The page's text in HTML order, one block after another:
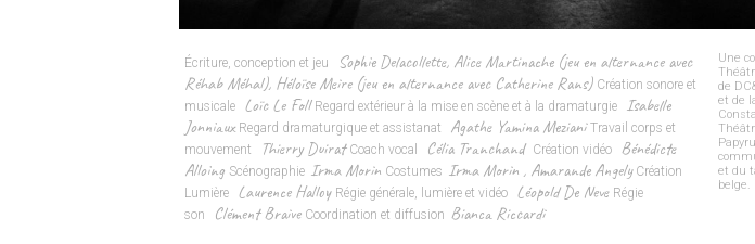
Écriture, conception et jeu Sophie Delacollette, Alice Martinache (jeu en alternance avec
Réhab Méhal), Héloïse Meire (jeu en alternance avec Catherine Rans) Création sonore et
musicale
Loïc Le Foll Regard extérieur à la mise en scène et à la dramaturgie
Isabelle
Jonniaux Regard dramaturgique et assistanat Agathe Yamina Meziani Travail corps et
mouvement
Thierry Duirat Coach vocal Célia Tranchand Création vidéo
Bénédicte
Alloing Scénographie Irma Morin Costumes Irma Morin , Amarande Angely Création
Lumière
Laurence Halloy Régie générale, lumière et vidéo Léopold De Neve Régie
son
Clément Braive Coordination et diffusion Bianca Riccardi
Une
de
et de
et du
belge.